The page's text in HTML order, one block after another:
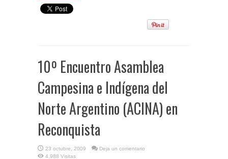
10º Encuentro Asamblea
Campesina e Indígena del
Norte Argentino (ACINA) en
Reconquista
23 octubre, 2009
Deja un comentario
4,988 Visitas